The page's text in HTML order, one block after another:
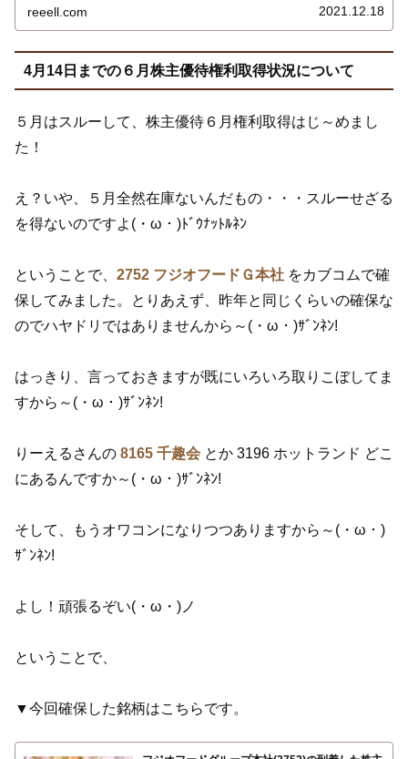
す。好きな商品が選べるようになるので良い変更、拡充変
reeell.com 2021.12.18
4月14日までの６月株主優待権利取得状況について
５月はスルーして、株主優待６月権利取得はじ～めまし
た！
え？いや、５月全然在庫ないんだもの・・・スルーせざる
を得ないのですよ(・ω・)ﾄﾞｳﾅｯﾄﾙﾈﾝ
ということで、 2752 フジオフードＧ本社 をカブコムで確
保してみました。とりあえず、昨年と同じくらいの確保な
のでハヤドリではありませんから～(・ω・)ｻﾞﾝﾈﾝ!
はっきり、言っておきますが既にいろいろ取りこぼしてま
すから～(・ω・)ｻﾞﾝﾈﾝ!
りーえるさんの 8165 千趣会 とか 3196 ホットランド どこ
にあるんですか～(・ω・)ｻﾞﾝﾈﾝ!
そして、もうオワコンになりつつありますから～(・ω・)
ｻﾞﾝﾈﾝ!
よし！頑張るぞい(・ω・)ノ
ということで、
▼今回確保した銘柄はこちらです。